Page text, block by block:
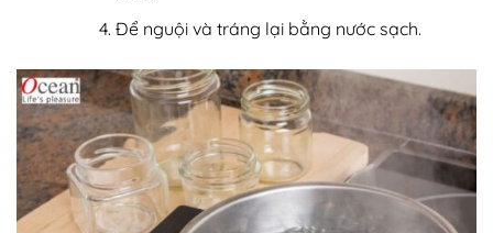
Để nguội và tráng lại bằng nước sạch.